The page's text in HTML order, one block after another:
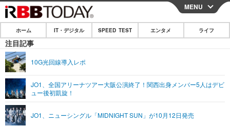
CLOSE
ホーム
IT・デジタル
ネタ
ショッピング その他
SPEED TEST
エンタメ
エンタメTOP 映画・ドラマ
ライフ
MENU
ホーム IT・デジタル SPEED TEST エンタメ ライフ
注目記事
10G光回線導入レポ
JO1、全国アリーナツアー大阪公演終了！関西出身メンバー5人はデビ
ュー後初凱旋！
JO1、ニューシングル「MIDNIGHT SUN」が10月12日発売